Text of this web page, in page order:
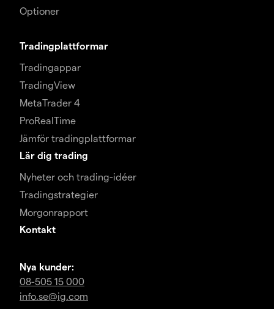
Optioner
Tradingplattformar
Tradingappar
TradingView
MetaTrader 4
ProRealTime
Jämför tradingplattformar
Lär dig trading
Nyheter och trading-idéer
Tradingstrategier
Morgonrapport
Kontakt
Nya kunder:
08-505 15 000
info.se@ig.com